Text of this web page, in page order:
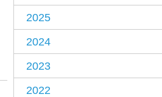
2025
2024
2023
2022